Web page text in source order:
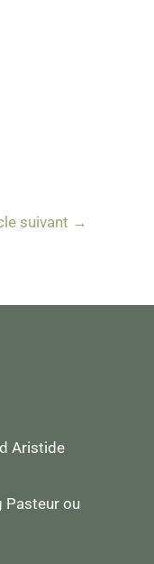
suivant →
Aristide
Pasteur ou